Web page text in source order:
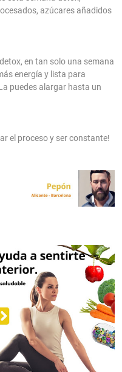
azúcares añadidos
en tan solo una semana
energía y lista para
puedes alargar hasta un
el proceso y ser constante!